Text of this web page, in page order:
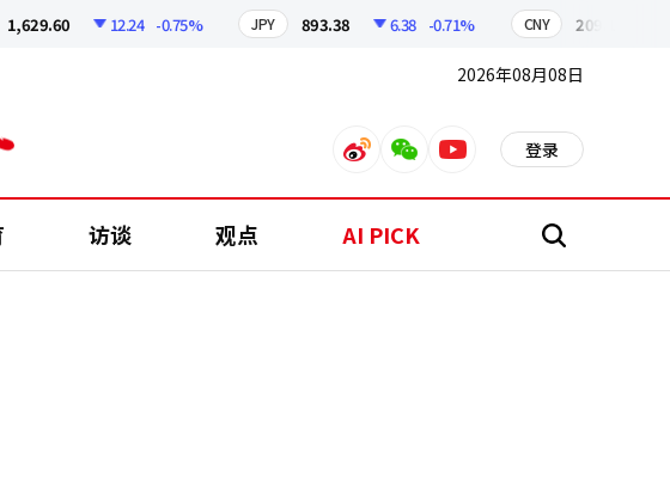
12.24 -0.75% JPY 893.38 6.38 -0.71% CNY 209.17
2026年08月08日
weiboweixinyoutube 登录
访谈 观点 AI PICK 搜